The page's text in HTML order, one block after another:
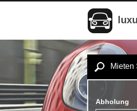
Mieten
Abholung